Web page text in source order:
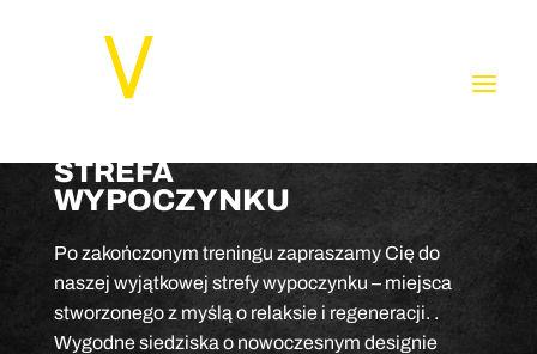
STREFA
WYPOCZYNKU
Po zakończonym treningu zapraszamy Cię do
naszej wyjątkowej strefy wypoczynku – miejsca
stworzonego z myślą o relaksie i regeneracji. .
Wygodne siedziska o nowoczesnym designie